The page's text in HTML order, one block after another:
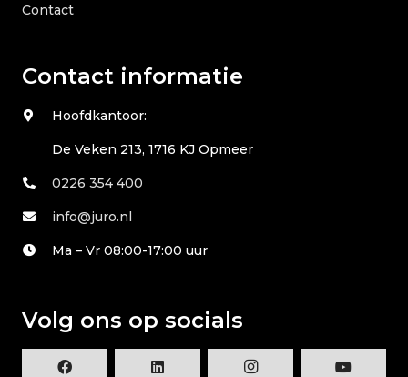
Contact
Contact informatie
Hoofdkantoor:
De Veken 213, 1716 KJ Opmeer
0226 354 400
info@juro.nl
Ma – Vr 08:00-17:00 uur
Volg ons op socials